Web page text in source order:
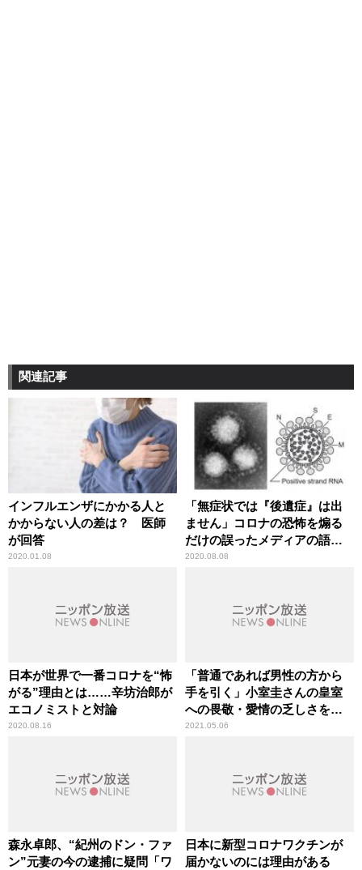
関連記事
インフルエンザにかかる人と
かからない人の差は？ 医師
が回答
2020.01.08
「無症状では『後遺症』は出
ません」コロナの恐怖を煽る
だけの誤ったメディアの語法
に辛坊治郎が異議
2020.08.08
日本が世界で一番コロナを“怖
がる”理由とは……辛坊治郎が
エコノミストと対論
2020.08.16
「普通であれば男性の方から
手を引く」小室圭さんの皇室
への畏敬・愛情の乏しさを竹
田恒泰氏が指摘
2021.05.06
森永卓郎、“紀州のドン・ファ
ン”元妻の今の逮捕に疑問「ワ
日本に新型コロナワクチンが
届かないのには理由がある